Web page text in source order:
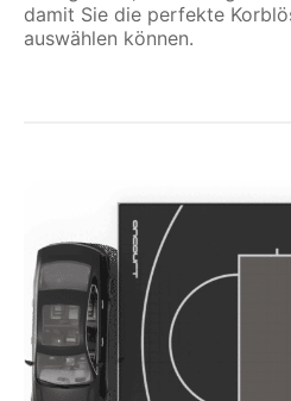
damit Sie die perfekte
auswählen können.